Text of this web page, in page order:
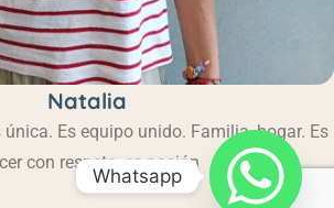
Natalia
única. Es equipo unido. Familia, hogar. Es
con respeto ,es pasión
Whatsapp